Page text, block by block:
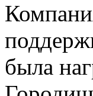
была